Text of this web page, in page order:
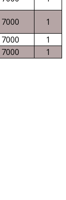
7000
1
7000
1
7000 1